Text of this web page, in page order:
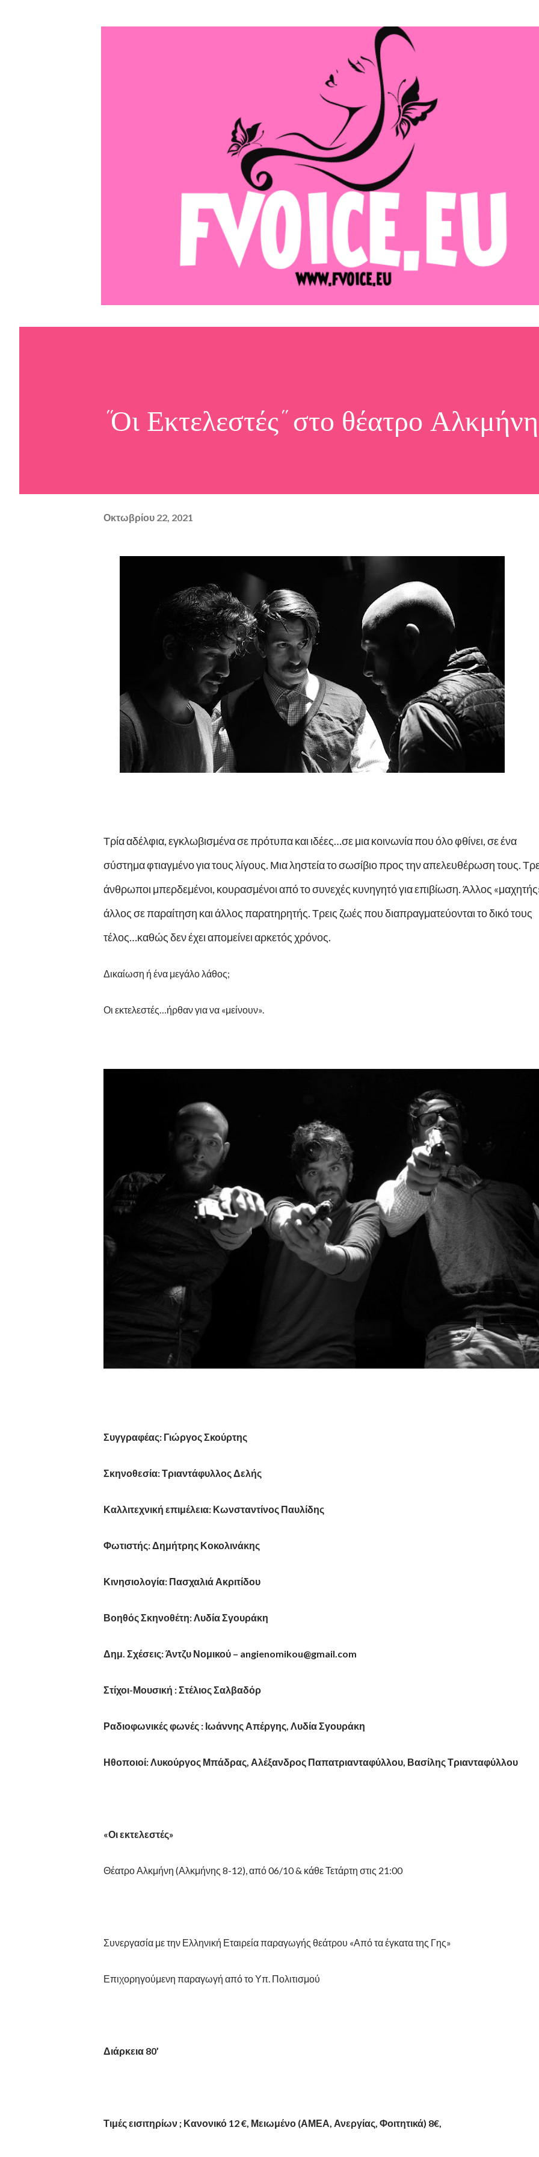
"Οι Εκτελεστές" στο θέατρο Αλκμήνη
Οκτωβρίου 22, 2021
Τρία αδέλφια, εγκλωβισμένα σε πρότυπα και ιδέες…σε μια κοινωνία που όλο φθίνει, σε ένα
σύστημα φτιαγμένο για τους λίγους. Μια ληστεία το σωσίβιο προς την απελευθέρωση τους.
άνθρωποι μπερδεμένοι, κουρασμένοι από το συνεχές κυνηγητό για επιβίωση. Άλλος
άλλος σε παραίτηση και άλλος παρατηρητής. Τρεις ζωές που διαπραγματεύονται το δικό τους
τέλος…καθώς δεν έχει απομείνει αρκετός χρόνος.
Δικαίωση ή ένα μεγάλο λάθος;
Οι εκτελεστές…ήρθαν για να «μείνουν».
Συγγραφέας: Γιώργος Σκούρτης
Σκηνοθεσία: Τριαντάφυλλος Δελής
Καλλιτεχνική επιμέλεια: Κωνσταντίνος Παυλίδης
Φωτιστής: Δημήτρης Κοκολινάκης
Κινησιολογία: Πασχαλιά Ακριτίδου
Βοηθός Σκηνοθέτη: Λυδία Σγουράκη
Δημ. Σχέσεις: Άντζυ Νομικού – angienomikou@gmail com
Στίχοι-Μουσική : Στέλιος Σαλβαδόρ
Ραδιοφωνικές φωνές : Ιωάννης Απέργης, Λυδία Σγουράκη
Ηθοποιοί: Λυκούργος Μπάδρας, Αλέξανδρος Παπατριανταφύλλου, Βασίλης Τριανταφύλλου
«Οι εκτελεστές»
Θέατρο Αλκμήνη (Αλκμήνης 8-12), από 06/10 & κάθε Τετάρτη στις 21:00
Συνεργασία με την Ελληνική Εταιρεία παραγωγής θεάτρου «Από τα έγκατα της Γης»
Επιχορηγούμενη παραγωγή από το Υπ. Πολιτισμού
Διάρκεια 80’
Τιμές εισιτηρίων ; Κανονικό 12€, Μειωμένο (ΑΜΕΑ, Ανεργίας, Φοιτητικά) 8€,